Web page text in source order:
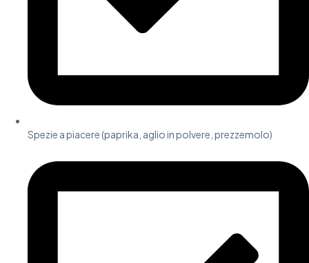
Spezie a piacere (paprika, aglio in polvere, prezzemolo)